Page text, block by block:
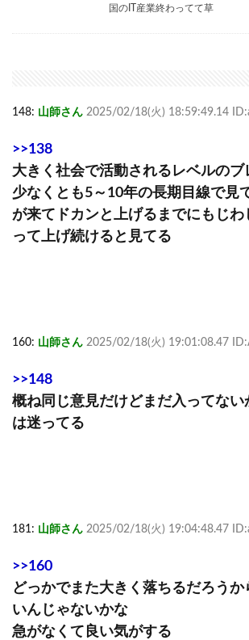
国のIT産業終わってて草
148: 山師さん 2025/02/18(火) 18:59:49.14
>>138
大きく社会で活動されるレベルの
少なくとも5～10年の長期目線で見
が来てドカンと上げるまでにもじわ
って上げ続けると見てる
160: 山師さん 2025/02/18(火) 19:01:08.47
>>148
概ね同じ意見だけどまだ入ってない
は迷ってる
181: 山師さん 2025/02/18(火) 19:04:48.47
>>160
どっかでまた大きく落ちるだろう
いんじゃないかな
急がなくて良い気がする